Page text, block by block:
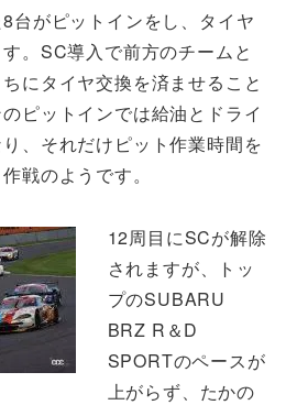
台がピットインをし、タイヤ
。SC導入で前方のチームと
にタイヤ交換を済ませること
ピットインでは給油とドライ
、それだけピット作業時間を
戦のようです。
12周目にSCが解除
されますが、トッ
プのSUBARU
BRZ R＆D
SPORTのペースが
上がらず、たかの